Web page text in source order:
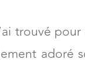
trouvé
adoré